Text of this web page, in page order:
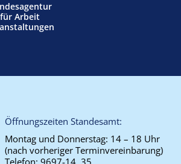
für Arbeit
Öffnungszeiten Standesamt:
Montag und Donnerstag: 14 – 18 Uhr
(nach vorheriger Terminvereinbarung)
Telefon:9697-14, 35